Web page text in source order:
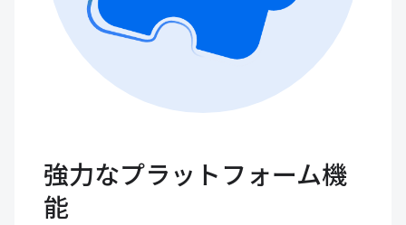
強力なプラットフォーム機
能